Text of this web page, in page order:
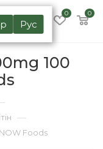
Рус
0 0
100
—
Foods